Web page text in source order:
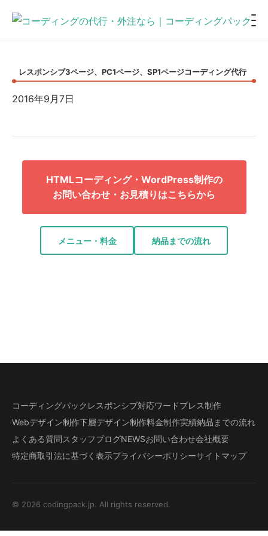
レスポンシブ3ページ、PC1ページ、SP1ページコーディング代行
2016年9月7日
HTMLコーディング・WordPress制作の
お問い合わせ・お見積りはこちらから
メニュー・料金 納品までの流れ
コーディングパック レスポンシブ対応ワードプレス制作
Webデザイン制作下層デザイン制作料金制作実績納品までの流れ
よくある質問スタッフブログNEWSお問い合わせ会社概要
特定商取引法に基づく表示プライバシーポリシーサイトマップ
© 2026 codingpack.jp. All rights reserved.